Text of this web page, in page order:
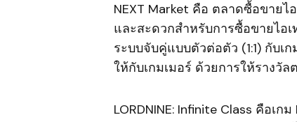
NEXT Market คือ ตลาดซื้อขาย
และสะดวกสำหรับการซื้อขายไอ
ระบบจับคู่แบบตัวต่อตัว (1:1) กับ
ให้กับเกมเมอร์ ด้วยการให้รางวั
LORDNINE: Infinite Class คือเ